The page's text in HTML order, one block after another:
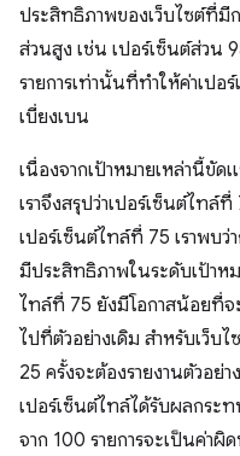
ประสิทธิภาพของเว็บไซต์ที่มีก
ส่วนสูง เช่น เปอร์เซ็นต์ส่วน
รายการเท่านั้นที่ทําให้ค่าเปอ
เบี่ยงเบน
เนื่องจากเป้าหมายเหล่านี้ขัด
เราจึงสรุปว่าเปอร์เซ็นต์ไทล์
เปอร์เซ็นต์ไทล์ที่ 75 เราพบว่
มีประสิทธิภาพในระดับเป้าห
ไทล์ที่ 75 ยังมีโอกาสน้อยที่
ไปที่ตัวอย่างเดิม สำหรับเว็บไ
25 ครั้งจะต้องรายงานตัวอ
เปอร์เซ็นต์ไทล์ได้รับผลกระ
จาก 100 รายการจะเป็นค่า